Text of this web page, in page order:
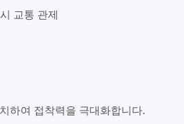
교통 관제
하여 접착력을 극대화합니다.